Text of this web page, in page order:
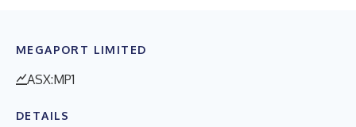
MEGAPORT LIMITED
ASX:MP1
DETAILS